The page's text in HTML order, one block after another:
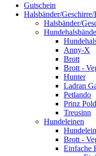
Gutschein
Halsbänder/Geschirre/
Halsbänder/
Anny-X
Brott
Brott -
Hunter
Ladran
Petlando
Prinz
Treusinn
Hundeleinen
Brott -
Einfache